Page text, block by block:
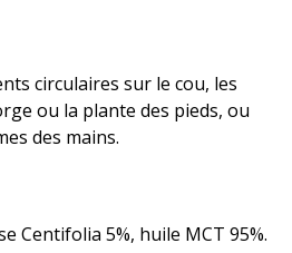
circulaires sur le cou, les
ou la plante des pieds, ou
des mains.
Centifolia 5%, huile MCT 95%.